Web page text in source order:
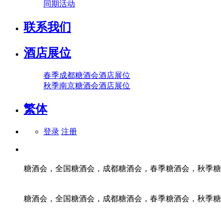
同期活动
联系我们
酒店展位
春季成都糖酒会酒店展位
秋季南京糖酒会酒店展位
繁体
登录 注册
糖酒会，全国糖酒会，成都糖酒会，春季糖酒会，秋季
糖酒会，全国糖酒会，成都糖酒会，春季糖酒会，秋季